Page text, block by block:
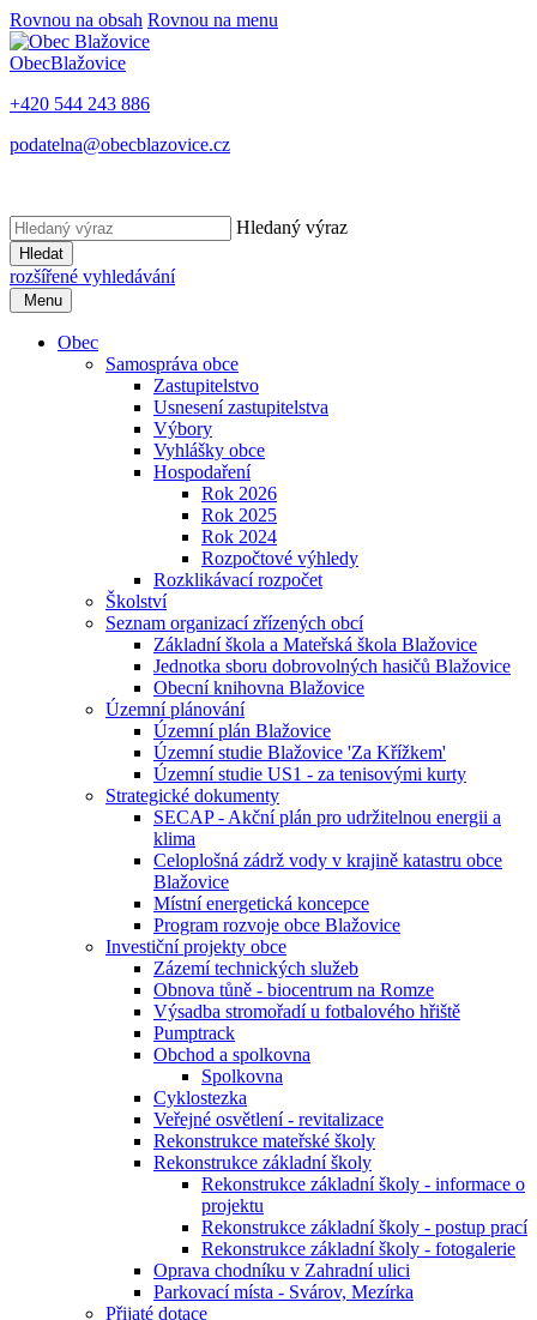
Rovnou na obsah Rovnou na menu
ObecBlažovice
+420 544 243 886
podatelna@obecblazovice.cz
Hledaný výraz
Hledat
rozšířené vyhledávání
Menu
Obec
Samospráva obce
Zastupitelstvo
Usnesení zastupitelstva
Výbory
Vyhlášky obce
Hospodaření
Rok 2026
Rok 2025
Rok 2024
Rozpočtové výhledy
Rozklikávací rozpočet
Školství
Seznam organizací zřízených obcí
Základní škola a Mateřská škola Blažovice
Jednotka sboru dobrovolných hasičů Blažovice
Obecní knihovna Blažovice
Územní plánování
Územní plán Blažovice
Územní studie Blažovice 'Za Křížkem'
Územní studie US1 - za tenisovými kurty
Strategické dokumenty
SECAP - Akční plán pro udržitelnou energii a
klima
Celoplošná zádrž vody v krajině katastru obce
Blažovice
Místní energetická koncepce
Program rozvoje obce Blažovice
Investiční projekty obce
Zázemí technických služeb
Obnova tůně - biocentrum na Romze
Výsadba stromořadí u fotbalového hřiště
Pumptrack
Obchod a spolkovna
Spolkovna
Cyklostezka
Veřejné osvětlení - revitalizace
Rekonstrukce mateřské školy
Rekonstrukce základní školy
Rekonstrukce základní školy - informace o
projektu
Rekonstrukce základní školy - postup prací
Rekonstrukce základní školy - fotogalerie
Oprava chodníku v Zahradní ulici
Parkovací místa - Svárov, Mezírka
Přijaté dotace